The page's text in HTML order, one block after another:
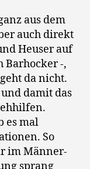
aus dem
auch direkt
Heuser auf
Barhocker -,
da nicht.
damit das
es mal
So
im Männer-